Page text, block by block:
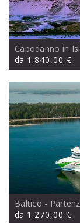
Capodanno in
da 1.840,00 €
Baltico -
da 1.270,00 €